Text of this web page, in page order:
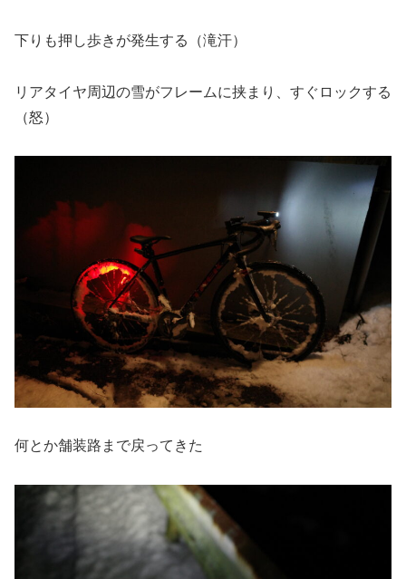
下りも押し歩きが発生する（滝汗）
リアタイヤ周辺の雪がフレームに挟まり、すぐロックする
（怒）
何とか舗装路まで戻ってきた